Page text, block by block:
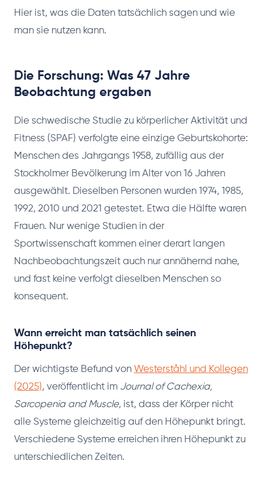
Hier ist, was die Daten tatsächlich sagen und wie
man sie nutzen kann.
Die Forschung: Was 47 Jahre
Beobachtung ergaben
Die schwedische Studie zu körperlicher Aktivität und
Fitness (SPAF) verfolgte eine einzige Geburtskohorte:
Menschen des Jahrgangs 1958, zufällig aus der
Stockholmer Bevölkerung im Alter von 16 Jahren
ausgewählt. Dieselben Personen wurden 1974, 1985,
1992, 2010 und 2021 getestet. Etwa die Hälfte waren
Frauen. Nur wenige Studien in der
Sportwissenschaft kommen einer derart langen
Nachbeobachtungszeit auch nur annähernd nahe,
und fast keine verfolgt dieselben Menschen so
konsequent.
Wann erreicht man tatsächlich seinen
Höhepunkt?
Der wichtigste Befund von Westerståhl und Kollegen
(2025), veröffentlicht im Journal of Cachexia,
Sarcopenia and Muscle, ist, dass der Körper nicht
alle Systeme gleichzeitig auf den Höhepunkt bringt.
Verschiedene Systeme erreichen ihren Höhepunkt zu
unterschiedlichen Zeiten.